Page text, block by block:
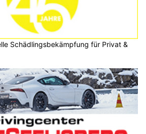
Schädlingsbekämpfung für Privat &